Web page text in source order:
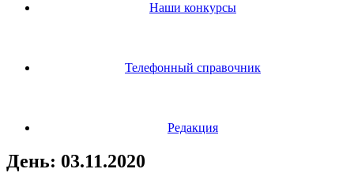
Наши конкурсы
Телефонный справочник
Редакция
День: 03.11.2020